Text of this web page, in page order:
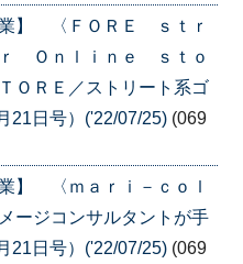
業】 〈ＦＯＲＥ ｓｔｒ
Ｏｎｌｉｎｅ ｓｔｏ
ＯＲＥ／ストリート系ゴ
21日号）('22/07/25) (069
】 〈ｍａｒｉ－ｃｏｌ
ージコンサルタントが手
21日号）('22/07/25) (069